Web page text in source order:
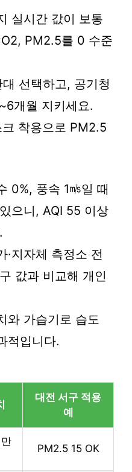
실시간 값이 보통
PM2.5를 0 수준
선택하고, 공기청
개월 지키세요.
착용으로 PM2.5
0%, 풍속 1㎧일 때
으니, AQI 55 이상
·지자체 측정소 전
값과 비교해 개인
와 가습기로 습도
적입니다.
대전 서구 적용
예
PM2.5 15 OK